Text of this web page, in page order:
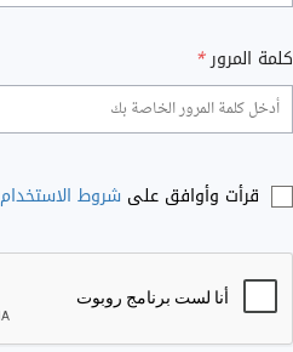
كلمة المرور*
قرأت وأوافق على شروط الاستخدام